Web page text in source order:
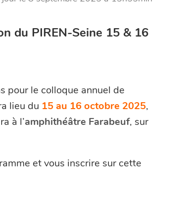
du PIREN-Seine 15 & 16
pour le colloque annuel de
lieu du 15 au 16 octobre 2025,
à l’amphithéâtre Farabeuf, sur
et vous inscrire sur cette